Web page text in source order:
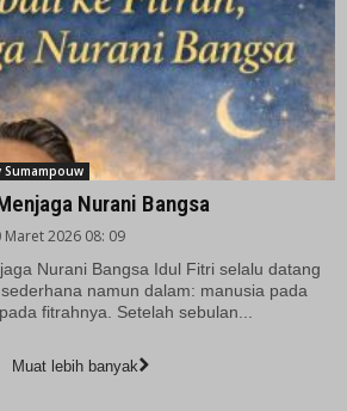
Sumampouw
Nurani Bangsa
Maret 2026 08: 09
Nurani Bangsa Idul Fitri selalu datang
namun dalam: manusia pada
fitrahnya. Setelah sebulan...
Muat lebih banyak